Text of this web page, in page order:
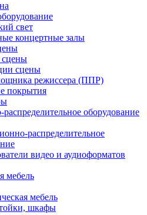
свет
концертные залы
сцены
режиссера (ППР)
покрытия
оборудование
распределительное
видео и аудиоформатов
мебель
мебель
шкафы